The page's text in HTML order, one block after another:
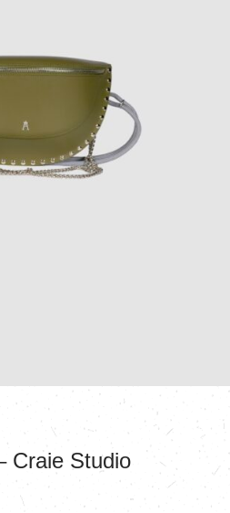
Craie Studio